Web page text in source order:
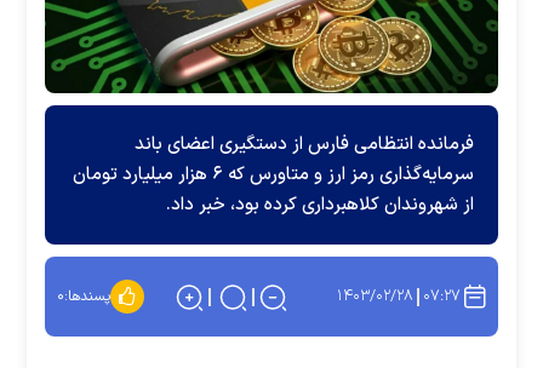
فرمانده انتظامی فارس از دستگیری اعضای باند
سرمایه‌گذاری رمز ارز و متاورس که ۶ هزار میلیارد تومان
از شهروندان کلاهبرداری کرده بود، خبر داد.
۰۷:۲۷ ۱۴۰۳/۰۲/۲۸ پسندها:۰